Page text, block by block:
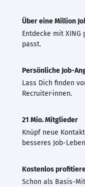
Über eine Million
Entdecke mit XING
passt.
Persönliche Job-
Lass Dich finden
Recruiter·innen.
21 Mio. Mitglieder
Knüpf neue
besseres Job-
Kostenlos
Schon als Basis-